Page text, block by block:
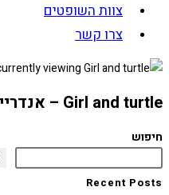
צוות השופטים
צרו קשר
Girl and turtle – אנדריי גטמן
חיפוש
Recent Posts